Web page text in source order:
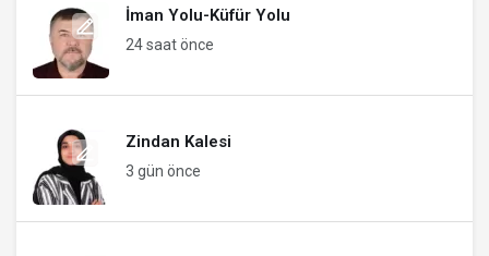
İman Yolu-Küfür Yolu
24 saat önce
Zindan Kalesi
3 gün önce